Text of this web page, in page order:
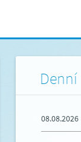
08.08.2026